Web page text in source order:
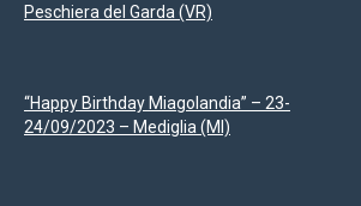
Peschiera del Garda (VR)
“Happy Birthday Miagolandia” – 23-
24/09/2023 – Mediglia (MI)